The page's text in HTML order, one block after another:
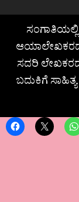
ಸಂಗಾತಿಯಲ್ಲಿ
ಸದರಿ
ಬದುಕಿಗೆ